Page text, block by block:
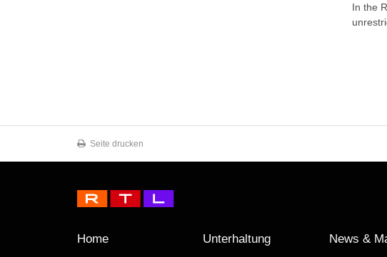
In the
Seite drucken
Home Unterhaltung News &